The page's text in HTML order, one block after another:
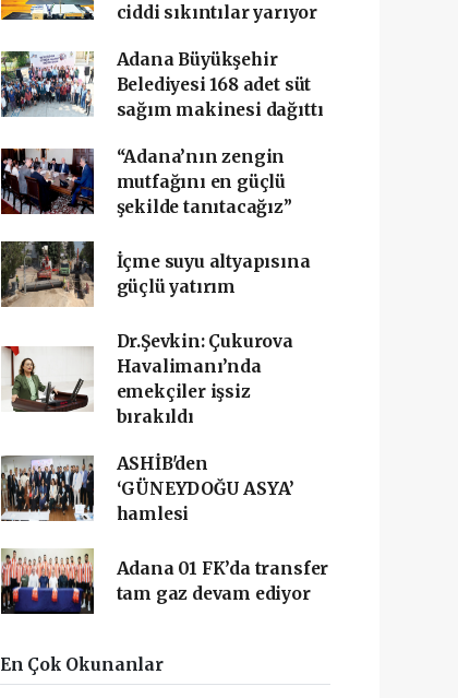
ciddi sıkıntılar yarıyor
Adana Büyükşehir
Belediyesi 168 adet süt
sağım makinesi dağıttı
“Adana’nın zengin
mutfağını en güçlü
şekilde tanıtacağız”
İçme suyu altyapısına
güçlü yatırım
Dr.Şevkin: Çukurova
Havalimanı’nda
emekçiler işsiz
bırakıldı
ASHİB'den
‘GÜNEYDOĞU ASYA’
hamlesi
Adana 01 FK’da transfer
tam gaz devam ediyor
En Çok Okunanlar